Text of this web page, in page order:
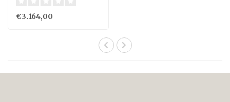
€3.164,00